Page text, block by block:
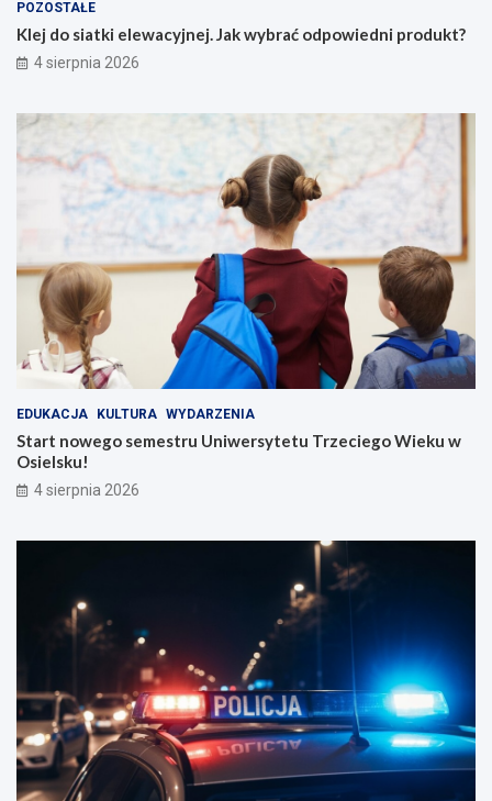
POZOSTAŁE
Klej do siatki elewacyjnej. Jak wybrać odpowiedni produkt?
4 sierpnia 2026
EDUKACJA KULTURA WYDARZENIA
Start nowego semestru Uniwersytetu Trzeciego Wieku w
Osielsku!
4 sierpnia 2026